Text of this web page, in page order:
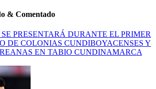
& Comentado
PRESENTARÁ DURANTE EL PRIMER
DE COLONIAS CUNDIBOYACENSES Y
EN TABIO CUNDINAMARCA